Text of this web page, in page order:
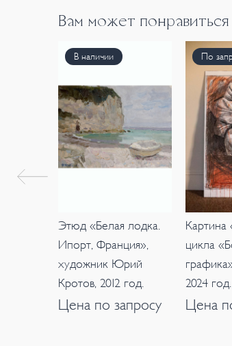
Вам может понравиться
В наличии
Этюд «Белая лодка.
Ипорт, Франция»,
художник Юрий
Кротов, 2012 год.
Цена по запросу
По
Картина
цикла
2024 год.
Цена